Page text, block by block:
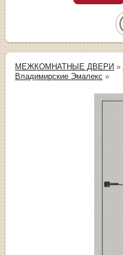
МЕЖКОМНАТНЫЕ ДВЕРИ »
Владимирские Эмалекс »